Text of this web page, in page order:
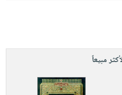
مبيعاً